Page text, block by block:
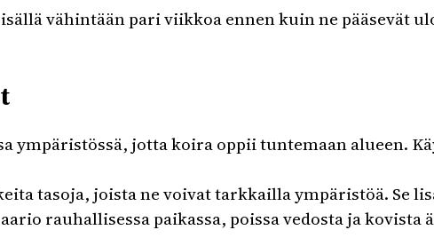
vähintään pari viikkoa ennen kuin ne pääsevät
ympäristössä, jotta koira oppii tuntemaan alueen.
tasoja, joista ne voivat tarkkailla ympäristöä. Se
rauhallisessa paikassa, poissa vedosta ja kovista